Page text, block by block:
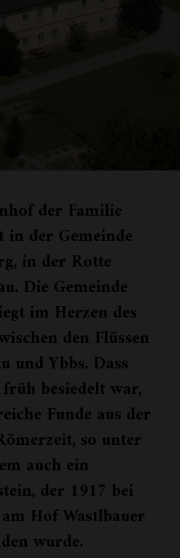
der Familie
in der Gemeinde
in der Rotte
Die Gemeinde
im Herzen des
den Flüssen
und Ybbs. Dass
besiedelt war,
Funde aus der
so unter
auch ein
der 1917 bei
Hof Wastlbauer
wurde.